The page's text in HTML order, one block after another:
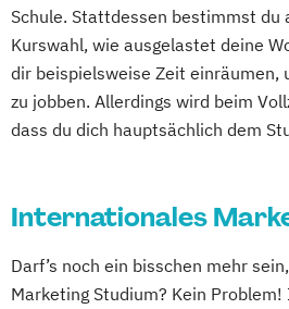
Schule. Stattdessen bestimmst du
Kurswahl, wie ausgelastet deine
dir beispielsweise Zeit einräumen,
zu jobben. Allerdings wird beim
dass du dich hauptsächlich dem
Internationales
Darf’s noch ein bisschen mehr
Marketing Studium? Kein Problem!